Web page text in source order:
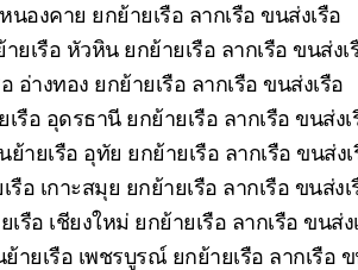
นองคาย ยกย้ายเรือ ลากเรือ ขนส่งเรือ
ยเรือ หัวหิน ยกย้ายเรือ ลากเรือ ขนส่งเ
อ่างทอง ยกย้ายเรือ ลากเรือ ขนส่งเรือ
รือ อุดรธานี ยกย้ายเรือ ลากเรือ ขนส่งเ
ย้ายเรือ อุทัย ยกย้ายเรือ ลากเรือ ขนส่งเ
รือ เกาะสมุย ยกย้ายเรือ ลากเรือ ขนส่งเ
รือ เชียงใหม่ ยกย้ายเรือ ลากเรือ ขนส่ง
ายเรือ เพชรบูรณ์ ยกย้ายเรือ ลากเรือ ข